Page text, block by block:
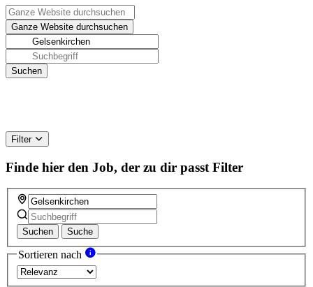
Filter
Finde hier den Job, der zu dir passt Filter
Suchen Suche
Sortieren nach